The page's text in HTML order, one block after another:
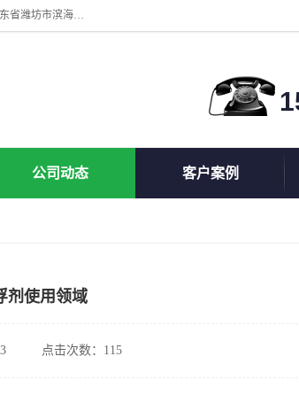
山东贝格曼化工有限公司主营：氯化镁、无水氯化钙、矿用阻化剂、煤矿悬浮剂、道路抑尘剂、氢氧化镁，防灭火剂等，公司位于山东省潍坊市滨海经济开发区,是专业从事对各种精细化工集研究、开发、制造于一体的现代化大型跨境化工企业，公司本着诚信经营、给每一位客户提供专业服务。
公司动态 客户案例
剂使用领域
点击次数：115